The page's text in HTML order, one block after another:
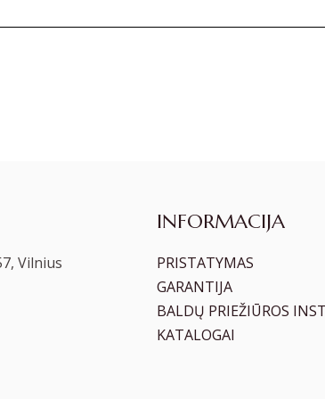
Vilnius
INFORMACIJA
PRISTATYMAS
GARANTIJA
BALDŲ PRIEŽIŪROS
KATALOGAI